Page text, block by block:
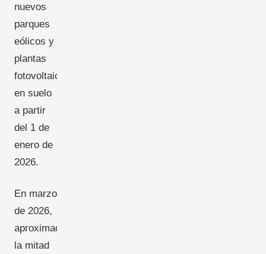
nuevos
parques
eólicos y
plantas
fotovoltaicas
en suelo
a partir
del 1 de
enero de
2026.
En marzo
de 2026,
aproximadamente
la mitad